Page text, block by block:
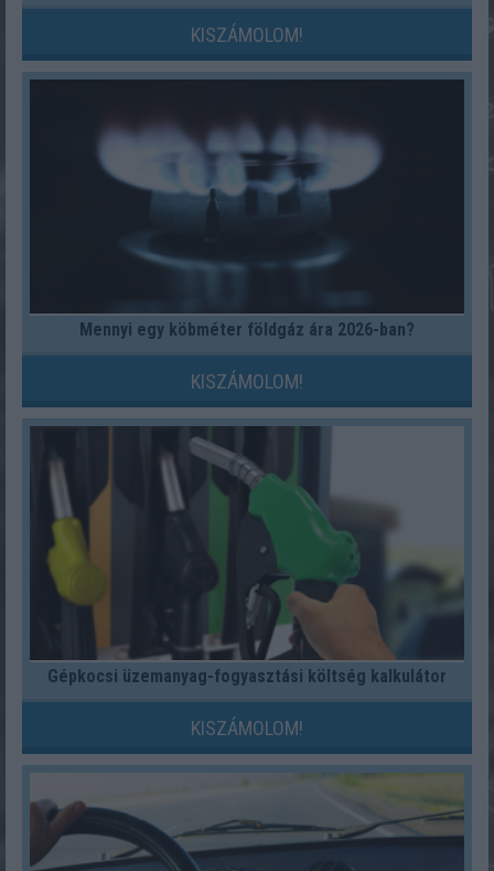
KISZÁMOLOM!
Mennyi egy köbméter földgáz ára 2026-ban?
KISZÁMOLOM!
Gépkocsi üzemanyag-fogyasztási költség kalkulátor
KISZÁMOLOM!